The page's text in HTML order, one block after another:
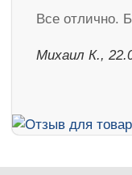
Все отлично.
Михаил К.,